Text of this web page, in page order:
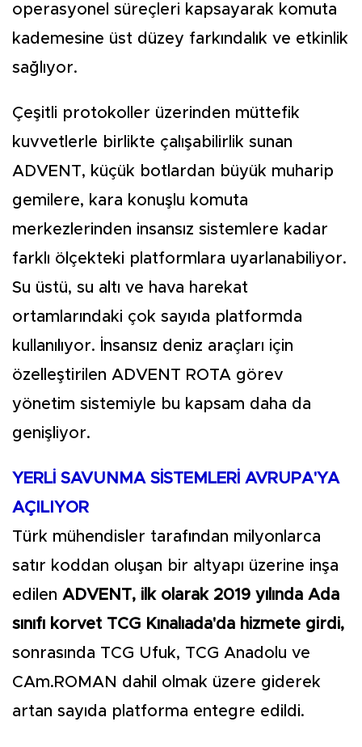
operasyonel süreçleri kapsayarak komuta
kademesine üst düzey farkındalık ve etkinlik
sağlıyor.
Çeşitli protokoller üzerinden müttefik
kuvvetlerle birlikte çalışabilirlik sunan
ADVENT, küçük botlardan büyük muharip
gemilere, kara konuşlu komuta
merkezlerinden insansız sistemlere kadar
farklı ölçekteki platformlara uyarlanabiliyor.
Su üstü, su altı ve hava harekat
ortamlarındaki çok sayıda platformda
kullanılıyor. İnsansız deniz araçları için
özelleştirilen ADVENT ROTA görev
yönetim sistemiyle bu kapsam daha da
genişliyor.
YERLİ SAVUNMA SİSTEMLERİ AVRUPA'YA
AÇILIYOR
Türk mühendisler tarafından milyonlarca
satır koddan oluşan bir altyapı üzerine inşa
edilen ADVENT, ilk olarak 2019 yılında Ada
sınıfı korvet TCG Kınalıada'da hizmete girdi,
sonrasında TCG Ufuk, TCG Anadolu ve
CAm.ROMAN dahil olmak üzere giderek
artan sayıda platforma entegre edildi.